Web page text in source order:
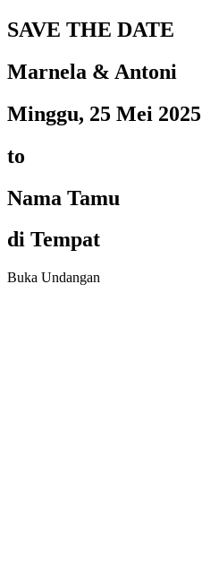
SAVE THE DATE
Marnela & Antoni
Minggu, 25 Mei 2025
to
Nama Tamu
di Tempat
Buka Undangan